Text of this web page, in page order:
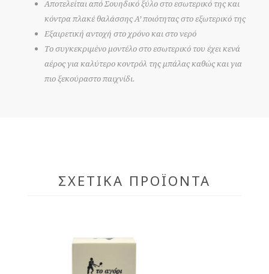
Αποτελείται από Σουηδικό ξύλο στο εσωτερικό της και
κόντρα πλακέ θαλάσσης Α’ ποιότητας στο εξωτερικό της
Εξαιρετική αντοχή στο χρόνο και στο νερό
Το συγκεκριμένο μοντέλο στο εσωτερικό του έχει κενά
αέρος για καλύτερο κοντρόλ της μπάλας καθώς και για
πιο ξεκούραστο παιχνίδι.
ΣΧΕΤΙΚΆ ΠΡΟΪΌΝΤΑ